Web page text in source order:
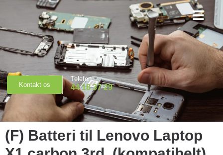
Kontakt os
Telefon
44 18 37 29
(F) Batteri til Lenovo Laptop